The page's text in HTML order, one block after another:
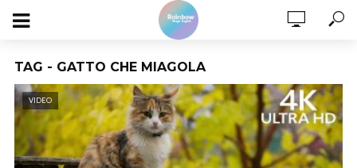
TAG - GATTO CHE MIAGOLA
VIDEO